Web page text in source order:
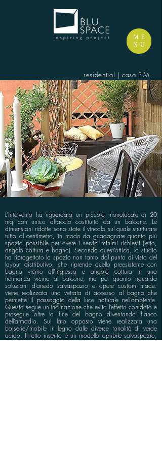
ME
NU
residential | casa P.M.
L’intervento ha riguardato un piccolo monolocale di 20
mq con unico affaccio costituito da un balcone. Le
dimensioni ridotte sono state il vincolo sul quale strutturare
tutto al centimetro, in modo da guadagnare quanto più
spazio possibile per avere i servizi minimi richiesti (letto,
angolo cottura e bagno). Secondo quest’ottica, lo studio
ha riprogettato lo spazio non tanto dal punto di vista del
layout distributivo, che riprende quello preesistente con
bagno vicino all’ingresso e angolo cottura in una
rientranza vicino al balcone, ma per quanto riguarda
soluzioni d’arredo salvaspazio e opere custom made:
viene realizzata una vetrata di accesso al bagno che
permette il passaggio della luce naturale nell’ambiente.
Questa segue un’inclinazione che evita l’effetto corridoio e
prosegue oltre la fine del bagno diventando fianco
dell’armadio. Sul lato opposto viene realizzata una
boiserie/mobile in legno dalle diverse tonalità di verde
acido. Il letto inserito è un modello apribile salvaspazio,
con funzione di mobile tv. Infine, viene reso funzionale ed